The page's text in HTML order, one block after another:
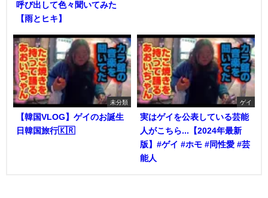
呼び出して色々聞いてみた
【雨とヒキ】
未分類
【韓国VLOG】ゲイのお誕生
日韓国旅行🇰🇷
ゲイ
実はゲイを公表している芸能
人がこちら...【2024年最新
版】#ゲイ #ホモ #同性愛 #芸
能人